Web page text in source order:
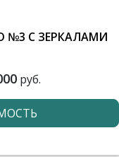
№3 С ЗЕРКАЛАМИ
руб.